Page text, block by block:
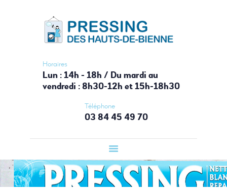
Horaires
Lun : 14h - 18h / Du mardi au
vendredi : 8h30-12h et 15h-18h30
Téléphone
03 84 45 49 70
PRESSING HAUTS-DE-BIENNE
Votre laverie du Haut-Jura
PRESSING
LAVERIE
AUTOMATIQUE
BOUTIQUE
CONTACT